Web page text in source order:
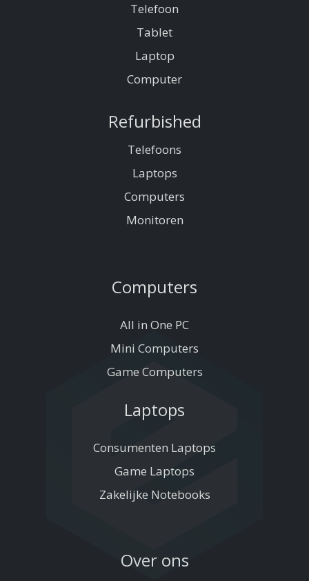
Telefoon
Tablet
Laptop
Computer
Refurbished
Telefoons
Laptops
Computers
Monitoren
Computers
All in One PC
Mini Computers
Game Computers
Laptops
Consumenten Laptops
Game Laptops
Zakelijke Notebooks
Over ons